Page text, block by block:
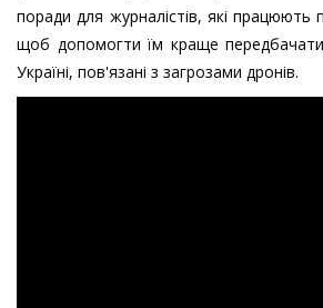
поради для журналістів, які працюють
щоб допомогти їм краще
Україні, пов'язані з загрозами дронів.